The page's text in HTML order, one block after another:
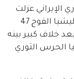
الإيراني عزلت
المدعو “أبوعيسى المشهداني” قائد ميليشيا الفوج 47
خلاف كبير بينه
الحرس الثوري